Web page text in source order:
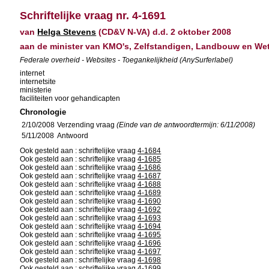
Schriftelijke vraag nr. 4-1691
van Helga Stevens (CD&V N-VA) d.d. 2 oktober 2008
aan de minister van KMO's, Zelfstandigen, Landbouw en
Federale overheid - Websites - Toegankelijkheid (AnySurferlabel)
internet
internetsite
ministerie
faciliteiten voor gehandicapten
Chronologie
2/10/2008 Verzending vraag(Einde van de antwoordtermijn: 6/11/2008)
5/11/2008 Antwoord
Ook gesteld aan : schriftelijke vraag4-1684
Ook gesteld aan : schriftelijke vraag4-1685
Ook gesteld aan : schriftelijke vraag4-1686
Ook gesteld aan : schriftelijke vraag4-1687
Ook gesteld aan : schriftelijke vraag4-1688
Ook gesteld aan : schriftelijke vraag4-1689
Ook gesteld aan : schriftelijke vraag4-1690
Ook gesteld aan : schriftelijke vraag4-1692
Ook gesteld aan : schriftelijke vraag4-1693
Ook gesteld aan : schriftelijke vraag4-1694
Ook gesteld aan : schriftelijke vraag4-1695
Ook gesteld aan : schriftelijke vraag4-1696
Ook gesteld aan : schriftelijke vraag4-1697
Ook gesteld aan : schriftelijke vraag4-1698